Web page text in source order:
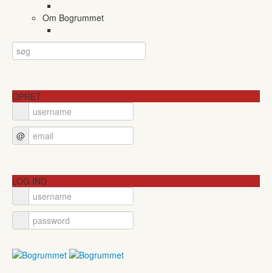
Om Bogrummet
OPRET
@
LOG IND